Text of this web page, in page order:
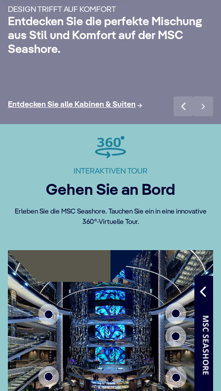
DESIGN TRIFFT AUF KOMFORT
Entdecken Sie die perfekte Mischung
aus Stil und Komfort auf der MSC
Seashore.
unvergessliche Kreuzfahrt mit unserem
24-Stunden-Butler-Service, eigenem
Concierge, All-Inclusive Getränkepaket
Premium Extra, Internet Paket und vielen
weiteren Vorteilen.
Entdecken Sie alle Kabinen & Suiten
INTERAKTIVEN TOUR
Gehen Sie an Bord
Erleben Sie die MSC Seashore. Tauchen Sie ein in eine innovative
360°-Virtuelle Tour.